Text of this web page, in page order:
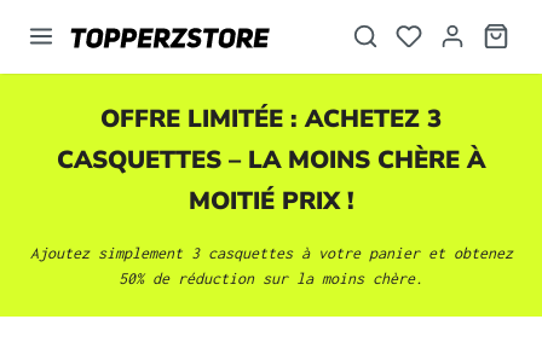
principal
OFFRE LIMITÉE : ACHETEZ 3
CASQUETTES – LA MOINS CHÈRE À
MOITIÉ PRIX !
Ajoutez simplement 3 casquettesà votre panier et obtenez
50% de réduction sur la moins chère.